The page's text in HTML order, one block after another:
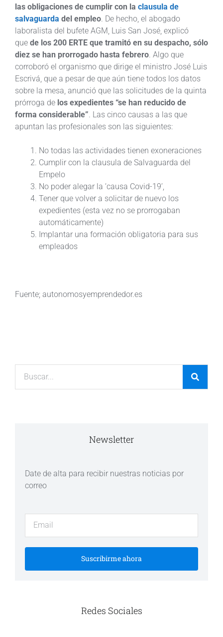
las obligaciones de cumplir con la clausula de
salvaguarda del empleo. De hecho, el abogado
laboralista del bufete AGM, Luis San José, explicó
que de los 200 ERTE que tramitó en su despacho, sólo
diez se han prorrogado hasta febrero. Algo que
corroboró el organismo que dirige el ministro José Luis
Escrivá, que a pesar de que aún tiene todos los datos
sobre la mesa, anunció que las solicitudes de la quinta
prórroga de los expedientes “se han reducido de
forma considerable”. Las cinco causas a las que
apuntan las profesionales son las siguientes:
No todas las actividades tienen exoneraciones
Cumplir con la clausula de Salvaguarda del
Empelo
No poder alegar la ‘causa Covid-19’,
Tener que volver a solicitar de nuevo los
expedientes (esta vez no se prorrogaban
automáticamente)
Implantar una formación obligatoria para sus
empleados
Fuente; autonomosyemprendedor.es
Newsletter
Date de alta para recibir nuestras noticias por
correo
Suscribirme ahora
Redes Sociales